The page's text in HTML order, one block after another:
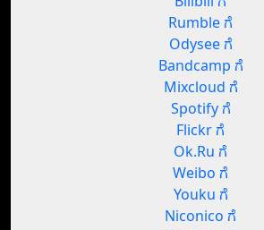
Rumble ಗೆ
Odysee ಗೆ
Bandcamp ಗೆ
Mixcloud ಗೆ
Spotify ಗೆ
Flickr ಗೆ
Ok.Ru ಗೆ
Weibo ಗೆ
Youku ಗೆ
Niconico ಗೆ